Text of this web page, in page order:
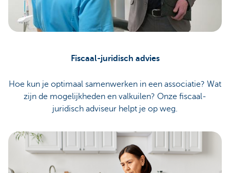
Fiscaal-juridisch advies
Hoe kun je optimaal samenwerken in een associatie? Wat
zijn de mogelijkheden en valkuilen? Onze fiscaal-
juridisch adviseur helpt je op weg.